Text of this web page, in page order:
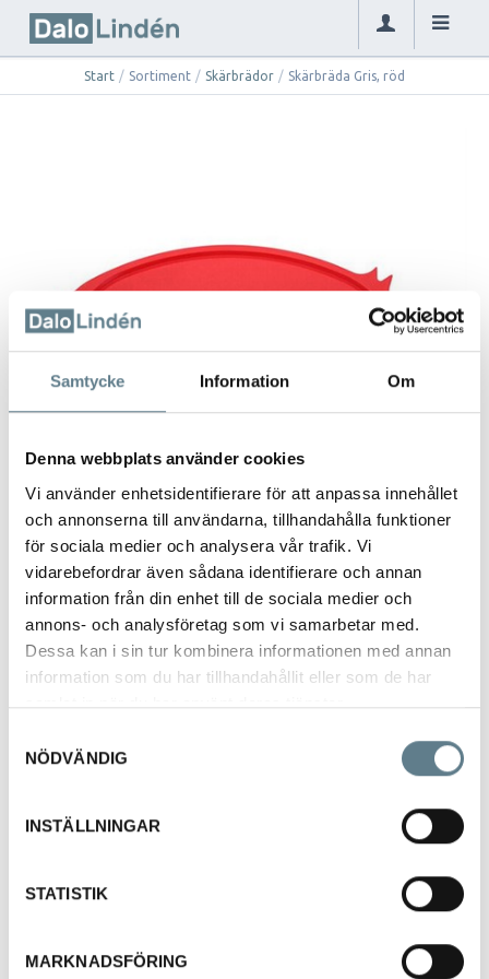
Samtycke Information Om
Denna webbplats använder cookies
Vi använder enhetsidentifierare för att anpassa innehållet
och annonserna till användarna, tillhandahålla funktioner
för sociala medier och analysera vår trafik. Vi
vidarebefordrar även sådana identifierare och annan
information från din enhet till de sociala medier och
annons- och analysföretag som vi samarbetar med.
Dessa kan i sin tur kombinera informationen med annan
information som du har tillhandahållit eller som de har
samlat in när du har använt deras tjänster.
NÖDVÄNDIG
INSTÄLLNINGAR
STATISTIK
MARKNADSFÖRING
Start / Sortiment / Skärbrädor / Skärbräda Gris, röd
Skärbräda Gris, röd
9150403-10
Beskrivning
Önskas andra färgalternativ, vänligen kontakta DaloLindén.